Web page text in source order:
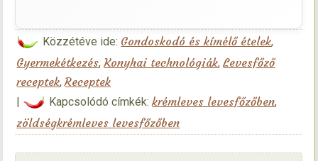
Közzétéve ide: Gondoskodó és kímélő ételek,
Gyermekétkezés,Konyhai technológiák,Levesfőző
receptek,Receptek
| Kapcsolódó címkék: krémleves levesfőzőben,
zöldségkrémleves levesfőzőben